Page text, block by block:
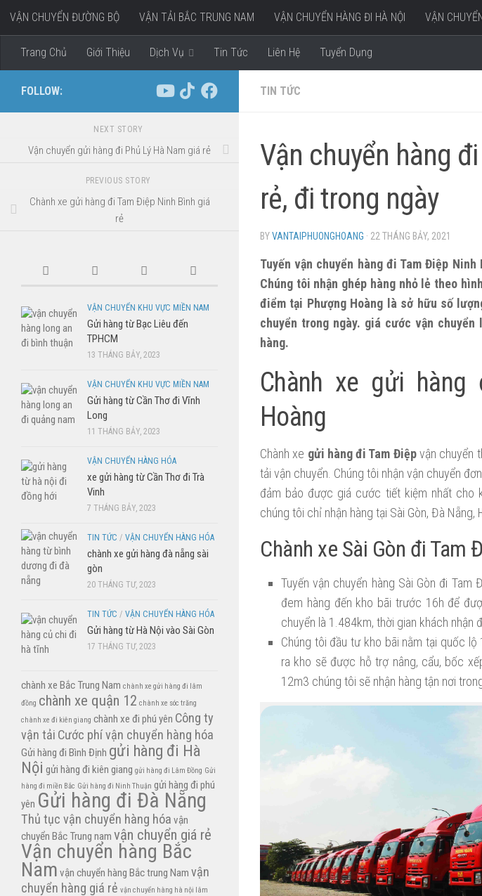
Skip to content
VẬN CHUYỂN ĐƯỜNG BỘ VẬN TẢI BẮC TRUNG NAM VẬN CHUYỂN HÀNG ĐI HÀ NỘI VẬN
VẬN CHUYỂN HÀNG ĐI MIỀN TÂY
Trang Chủ Giới Thiệu Dịch Vụ Tin Tức Liên Hệ Tuyển Dụng
TIN TỨC
Vận chuyển hàng
rẻ, đi trong ngày
BYVANTAIPHUONGHOANG · 22 THÁNG BẢY, 2021
Tuyến vận chuyển hàng đi Tam Điệp
Chúng tôi nhận ghép hàng nhỏ lẻ theo
điểm tại Phượng Hoàng là sở hữu số
chuyển trong ngày. giá cước vận
hàng.
Chành xe gửi
Hoàng
Chành xe gửi hàng đi Tam Điệpvận chuyển
tải vận chuyển. Chúng tôi nhận vận chuyển
đảm bảo được giá cước tiết kiệm nhất cho
chúng tôi chỉ nhận hàng tại Sài Gòn, Đà Nẵng,
Chành xe Sài Gòn đi Tam
Tuyến vận chuyển hàng Sài Gòn đi
đem hàng đến kho bãi trước 16h để
chuyển là 1.484km, thời gian khách nhận
Chúng tôi đầu tư kho bãi nằm tại quốc
ra kho sẽ được hỗ trợ nâng, cẩu, bốc
12m3 chúng tôi sẽ nhận hàng tận nơi
FOLLOW:
NEXT STORY
Vận chuyển gửi hàng đi Phủ Lý Hà Nam giá rẻ
PREVIOUS STORY
Chành xe gửi hàng đi Tam Điệp Ninh Bình giá
rẻ
VẬN CHUYỂN KHU VỰC MIỀN NAM
Gửi hàng từ Bạc Liêu đến
TPHCM
13 THÁNG BẢY, 2023
VẬN CHUYỂN KHU VỰC MIỀN NAM
Gửi hàng từ Cần Thơ đi Vĩnh
Long
11 THÁNG BẢY, 2023
VẬN CHUYỂN HÀNG HÓA
xe gửi hàng từ Cần Thơ đi Trà
Vinh
7 THÁNG BẢY, 2023
TIN TỨC / VẬN CHUYỂN HÀNG HÓA
chành xe gửi hàng đà nẵng sài
gòn
20 THÁNG TƯ, 2023
TIN TỨC / VẬN CHUYỂN HÀNG HÓA
Gửi hàng từ Hà Nội vào Sài Gòn
17 THÁNG TƯ, 2023
chành xe Bắc Trung Nam chành xe gửi hàng đi lâm
đồng chành xe quận 12 chành xe sóc trăng
chành xe đi kiên giang chành xe đi phú yên Công ty
vận tải Cước phí vận chuyển hàng hóa
Gửi hàng đi Bình Định gửi hàng đi Hà
Nội gửi hàng đi kiên giang gửi hàng đi Lâm Đồng Gửi
hàng đi miền Bắc Gửi hàng đi Ninh Thuận gửi hàng đi phú
yên Gửi hàng đi Đà Nẵng
Thủ tục vận chuyển hàng hóa vận
chuyển Bắc Trung nam vận chuyển giá rẻ
Vận chuyển hàng Bắc
Nam vận chuyển hàng Bắc trung Nam vận
chuyển hàng giá rẻ vận chuyển hàng hà nội lâm